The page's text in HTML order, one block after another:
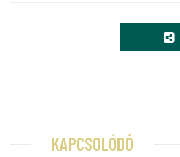
KAPCSOLÓDÓ